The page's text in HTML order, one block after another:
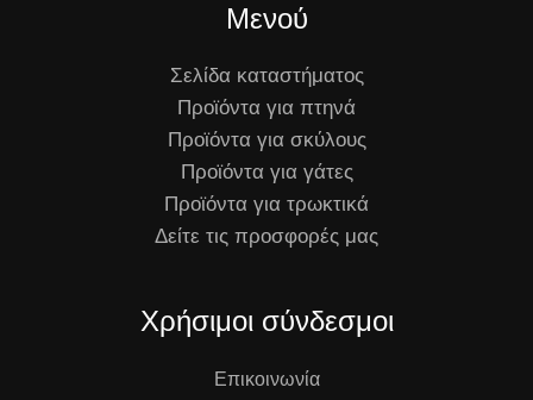
Μενού
Σελίδα καταστήματος
Προϊόντα για πτηνά
Προϊόντα για σκύλους
Προϊόντα για γάτες
Προϊόντα για τρωκτικά
Δείτε τις προσφορές μας
Χρήσιμοι σύνδεσμοι
Επικοινωνία